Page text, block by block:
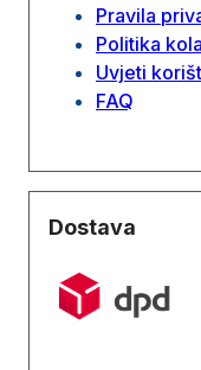
Pravila
Politika
Uvjeti
FAQ
Dostava